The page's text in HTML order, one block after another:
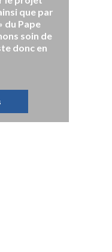
que par
du Pape
soin de
donc en